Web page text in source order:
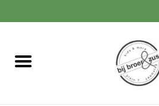
Home